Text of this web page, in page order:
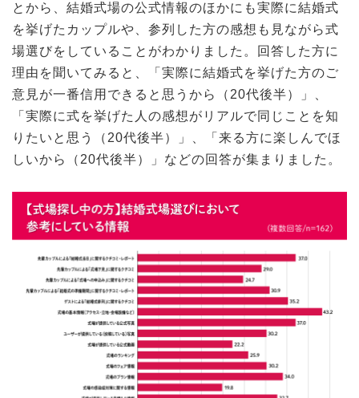
とから、結婚式場の公式情報のほかにも実際に結婚式
を挙げたカップルや、参列した方の感想も見ながら式
場選びをしていることがわかりました。回答した方に
理由を聞いてみると、「実際に結婚式を挙げた方のご
意見が一番信用できると思うから（20代後半）」、
「実際に式を挙げた人の感想がリアルで同じことを知
りたいと思う（20代後半）」、「来る方に楽しんでほ
しいから（20代後半）」などの回答が集まりました。